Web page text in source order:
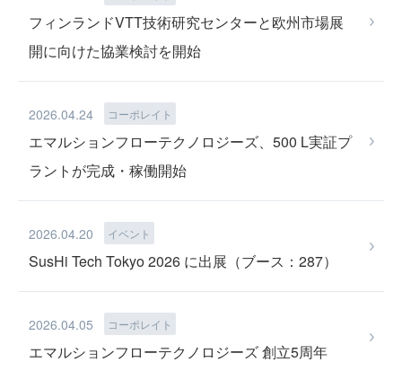
PRIVACY POLICY
フィンランドVTT技術研究センターと欧州市場展
開に向けた協業検討を開始
2026.04.24 コーポレイト
エマルションフローテクノロジーズ、500 L実証プ
ラントが完成・稼働開始
2026.04.20 イベント
SusHi Tech Tokyo 2026 に出展（ブース：287）
2026.04.05 コーポレイト
エマルションフローテクノロジーズ 創立5周年